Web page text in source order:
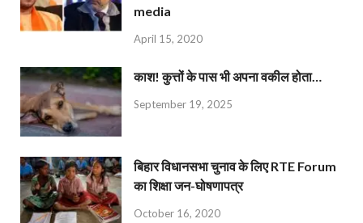
media
April 15, 2020
काश! कुत्तों के पास भी अपना वकील होता…
September 19, 2025
बिहार विधानसभा चुनाव के लिए RTE Forum
का शिक्षा जन-घोषणापत्र
October 16, 2020